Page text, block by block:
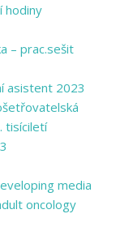
hodiny
– prac.sešit
asistent 2023
tisíciletí
media
oncology